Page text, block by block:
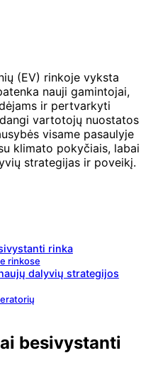
(EV) rinkoje vyksta
nauji gamintojai,
ir pertvarkyti
vartotojų nuostatos
visame pasaulyje
klimato pokyčiais, labai
strategijas ir poveikį.
rinka
rinkose
dalyvių strategijos
besivystanti